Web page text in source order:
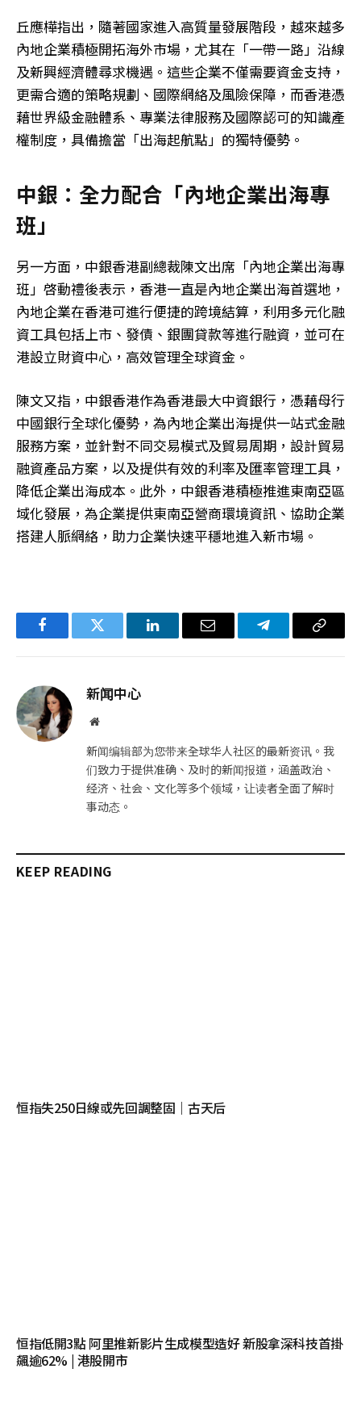
丘應樺指出，隨著國家進入高質量發展階段，越來越多
內地企業積極開拓海外市場，尤其在「一帶一路」沿線
及新興經濟體尋求機遇。這些企業不僅需要資金支持，
更需合適的策略規劃、國際網絡及風險保障，而香港憑
藉世界級金融體系、專業法律服務及國際認可的知識產
權制度，具備擔當「出海起航點」的獨特優勢。
中銀：全力配合「內地企業出海專
班」
另一方面，中銀香港副總裁陳文出席「內地企業出海專
班」啓動禮後表示，香港一直是內地企業出海首選地，
內地企業在香港可進行便捷的跨境結算，利用多元化融
資工具包括上市、發債、銀團貸款等進行融資，並可在
港設立財資中心，高效管理全球資金。
陳文又指，中銀香港作為香港最大中資銀行，憑藉母行
中國銀行全球化優勢，為內地企業出海提供一站式金融
服務方案，並針對不同交易模式及貿易周期，設計貿易
融資產品方案，以及提供有效的利率及匯率管理工具，
降低企業出海成本。此外，中銀香港積極推進東南亞區
域化發展，為企業提供東南亞營商環境資訊、協助企業
搭建人脈網絡，助力企業快速平穩地進入新市場。
FacebookTwitter LinkedIn电
Telegram复
新闻中心
网
新闻编辑部为您带来全球华人社区的最新资讯。我
们致力于提供准确、及时的新闻报道，涵盖政治、
经济、社会、文化等多个领域，让读者全面了解时
事动态。
KEEP READING
恒指失250日線或先回調整固｜古天后
恒指低開3點 阿里推新影片生成模型造好 新股拿深科技首掛
飆逾62% | 港股開市